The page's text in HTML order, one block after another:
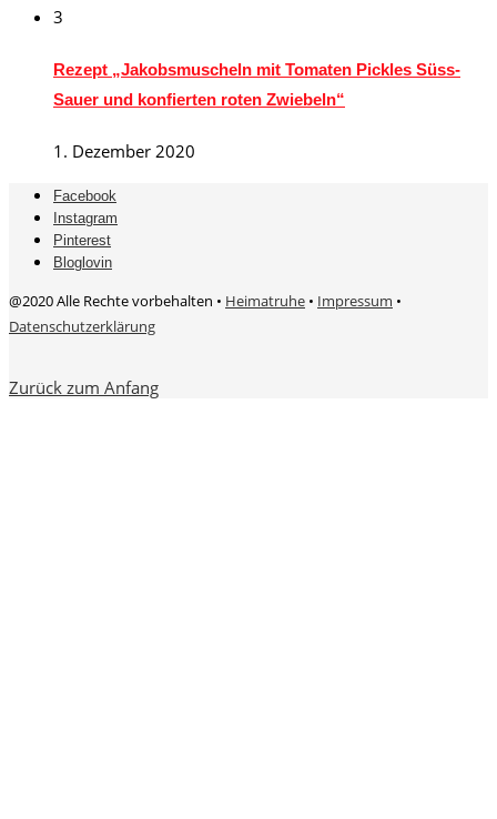
3
Rezept „Jakobsmuscheln mit Tomaten Pickles Süss-
Sauer und konfierten roten Zwiebeln“
1. Dezember 2020
Facebook
Instagram
Pinterest
Bloglovin
@2020 Alle Rechte vorbehalten • Heimatruhe • Impressum •
Datenschutzerklärung
Zurück zum Anfang